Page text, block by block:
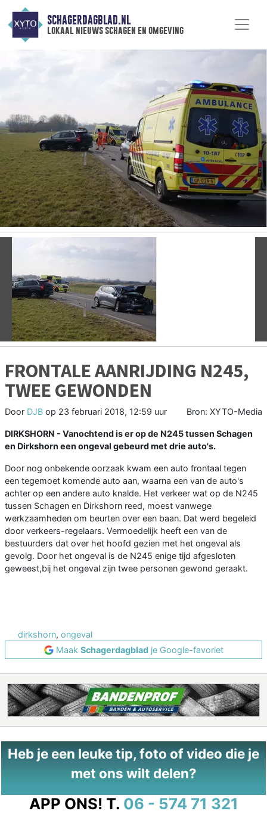
SCHAGERDAGBLAD.NL
lokaal nieuws schagen en omgeving
Vorige
FRONTALE AANRIJDING N245,
TWEE GEWONDEN
Door DJB op 23 februari 2018, 12:59 uur Bron: XYTO-Media
DIRKSHORN - Vanochtend is er op de N245 tussen Schagen
en Dirkshorn een ongeval gebeurd met drie auto's.
Door nog onbekende oorzaak kwam een auto frontaal tegen
een tegemoet komende auto aan, waarna een van de auto's
achter op een andere auto knalde. Het verkeer wat op de N245
tussen Schagen en Dirkshorn reed, moest vanwege
werkzaamheden om beurten over een baan. Dat werd begeleid
door verkeers-regelaars. Vermoedelijk heeft een van de
bestuurders dat over het hoofd gezien met het ongeval als
gevolg. Door het ongeval is de N245 enige tijd afgesloten
geweest,bij het ongeval zijn twee personen gewond geraakt.
dirkshorn, ongeval
Maak Schagerdagbladje Google-favoriet
Heb je een leuke tip, foto of video die je
met ons wilt delen?
APP ONS! T. 06 - 574 71 321